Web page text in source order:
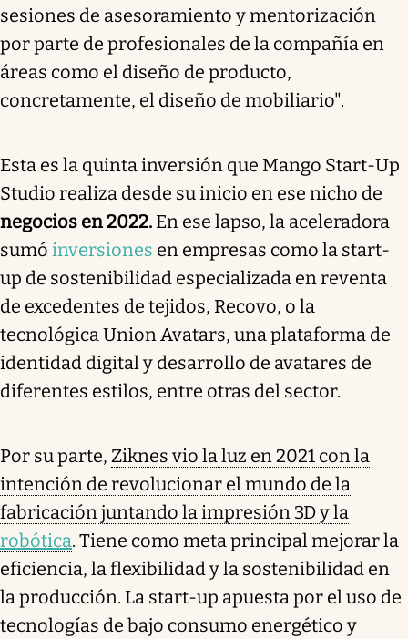
sesiones de asesoramiento y mentorización
por parte de profesionales de la compañía en
áreas como el diseño de producto,
concretamente, el diseño de mobiliario".
Esta es la quinta inversión que Mango Start-Up
Studio realiza desde su inicio en ese nicho de
negocios en 2022. En ese lapso, la aceleradora
sumó inversiones en empresas como la start-
up de sostenibilidad especializada en reventa
de excedentes de tejidos, Recovo, o la
tecnológica Union Avatars, una plataforma de
identidad digital y desarrollo de avatares de
diferentes estilos, entre otras del sector.
Por su parte, Ziknes vio la luz en 2021 con la
intención de revolucionar el mundo de la
fabricación juntando la impresión 3D y la
robótica. Tiene como meta principal mejorar la
eficiencia, la flexibilidad y la sostenibilidad en
la producción. La start-up apuesta por el uso de
tecnologías de bajo consumo energético y